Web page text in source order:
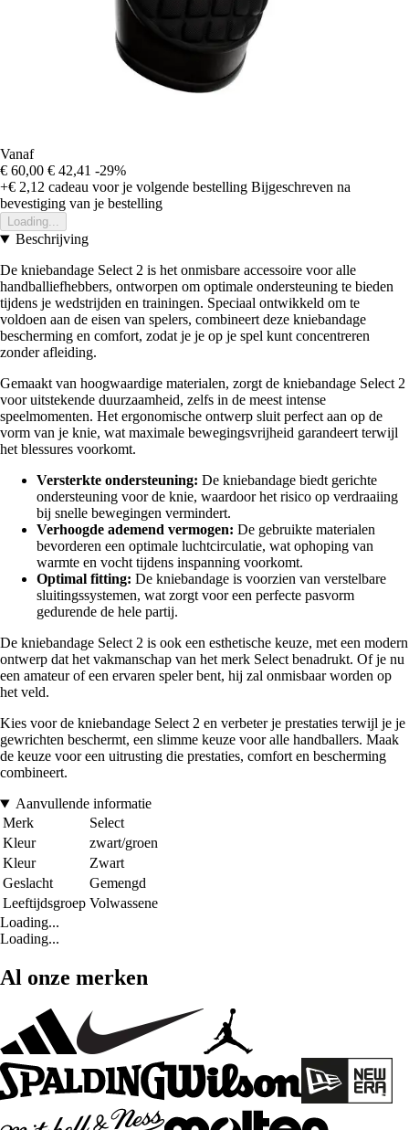
Vanaf
€ 60,00 € 42,41 -29%
+€ 2,12 cadeau voor je volgende bestelling Bijgeschreven na
bevestiging van je bestelling
Loading...
Beschrijving
De kniebandage Select 2 is het onmisbare accessoire voor alle
handballiefhebbers, ontworpen om optimale ondersteuning te bieden
tijdens je wedstrijden en trainingen. Speciaal ontwikkeld om te
voldoen aan de eisen van spelers, combineert deze kniebandage
bescherming en comfort, zodat je je op je spel kunt concentreren
zonder afleiding.
Gemaakt van hoogwaardige materialen, zorgt de kniebandage Select 2
voor uitstekende duurzaamheid, zelfs in de meest intense
speelmomenten. Het ergonomische ontwerp sluit perfect aan op de
vorm van je knie, wat maximale bewegingsvrijheid garandeert terwijl
het blessures voorkomt.
Versterkte ondersteuning: De kniebandage biedt gerichte
ondersteuning voor de knie, waardoor het risico op verdraaiing
bij snelle bewegingen vermindert.
Verhoogde ademend vermogen: De gebruikte materialen
bevorderen een optimale luchtcirculatie, wat ophoping van
warmte en vocht tijdens inspanning voorkomt.
Optimal fitting: De kniebandage is voorzien van verstelbare
sluitingssystemen, wat zorgt voor een perfecte pasvorm
gedurende de hele partij.
De kniebandage Select 2 is ook een esthetische keuze, met een modern
ontwerp dat het vakmanschap van het merk Select benadrukt. Of je nu
een amateur of een ervaren speler bent, hij zal onmisbaar worden op
het veld.
Kies voor de kniebandage Select 2 en verbeter je prestaties terwijl je je
gewrichten beschermt, een slimme keuze voor alle handballers. Maak
de keuze voor een uitrusting die prestaties, comfort en bescherming
combineert.
Aanvullende informatie
Merk
Select
Kleur
zwart/groen
Kleur
Zwart
Geslacht
Gemengd
Leeftijdsgroep Volwassene
Loading...
Loading...
Al onze merken